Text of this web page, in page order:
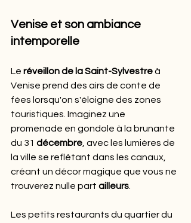
Venise et son ambiance
intemporelle
Le réveillon de la Saint-Sylvestre à
Venise prend des airs de conte de
fées lorsqu'on s'éloigne des zones
touristiques. Imaginez une
promenade en gondole à la brunante
du 31 décembre , avec les lumières de
la ville se reflétant dans les canaux,
créant un décor magique que vous ne
trouverez nulle part ailleurs
Les petits restaurants du quartier du